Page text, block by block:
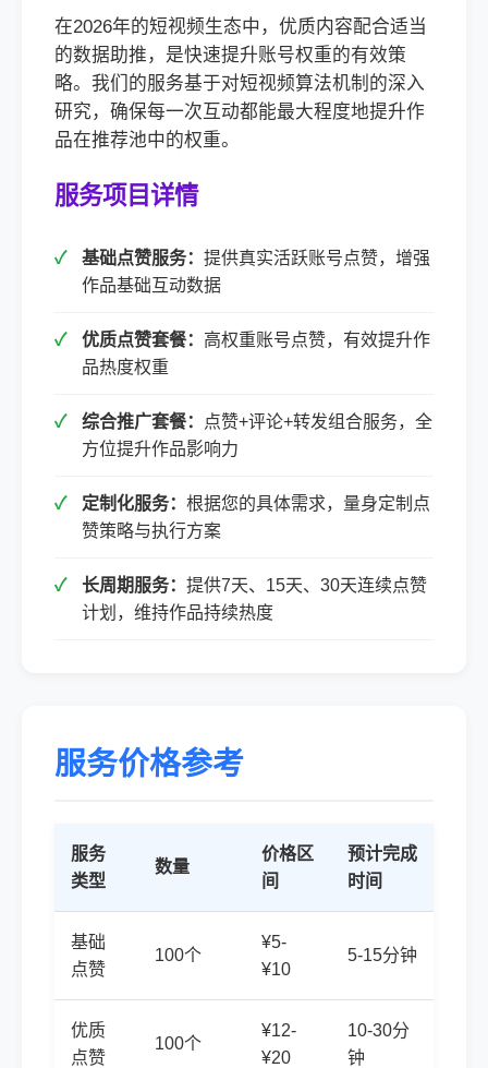
在2026年的短视频生态中，优质内容配合适当
的数据助推，是快速提升账号权重的有效策
略。我们的服务基于对短视频算法机制的深入
研究，确保每一次互动都能最大程度地提升作
品在推荐池中的权重。
服务项目详情
基础点赞服务： 提供真实活跃账号点赞，增强
作品基础互动数据
优质点赞套餐： 高权重账号点赞，有效提升作
品热度权重
综合推广套餐：
点赞+评论+转发组合服务，全
方位提升作品影响力
定制化服务： 根据您的具体需求，量身定制点
赞策略与执行方案
长周期服务： 提供7天、15天、30天连续点赞
计划，维持作品持续热度
服务价格参考
服务
类型
数量
价格区
间
预计完成
时间
基础
点赞
100个
¥5-
¥10
5-15分钟
优质
点赞
100个
¥12-
¥20
10-30分
钟